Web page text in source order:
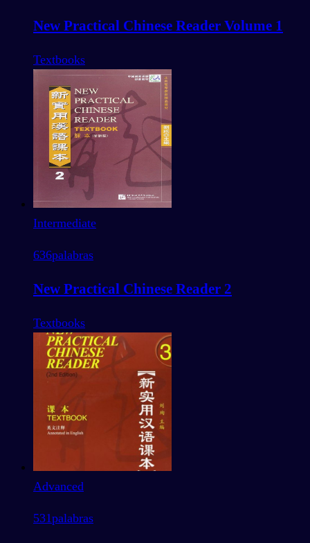
New Practical Chinese Reader Volume 1
Textbooks
Intermediate
636palabras
New Practical Chinese Reader 2
Textbooks
Advanced
531palabras